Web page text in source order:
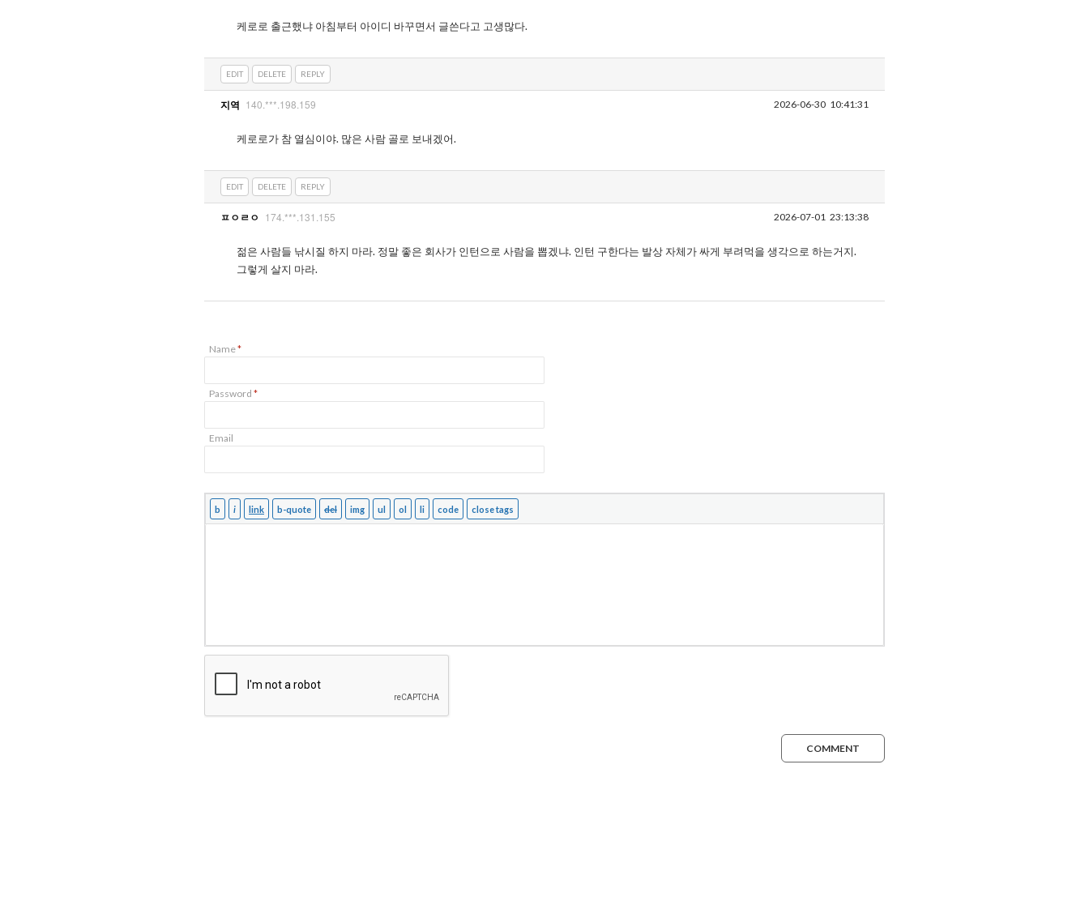
케로로 출근했냐 아침부터 아이디 바꾸면서 글쓴다고 고생많다.
EDIT DELETE REPLY
지역 140.***.198.159 2026-06-30 10:41:31
케로로가 참 열심이야. 많은 사람 골로 보내겠어.
EDIT DELETE REPLY
ㅍㅇㄹㅇ 174.***.131.155 2026-07-01 23:13:38
젊은 사람들 낚시질 하지 마라. 정말 좋은 회사가 인턴으로 사람을 뽑겠냐. 인턴 구한다는 발상 자체가 싸게 부려먹을 생각으로 하는거지.
그렇게 살지 마라.
Name*
Password *
Email
COMMENT